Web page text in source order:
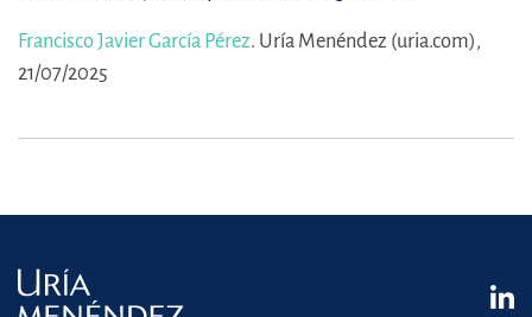
Francisco Javier García Pérez. Uría Menéndez (uria.com),
21/07/2025